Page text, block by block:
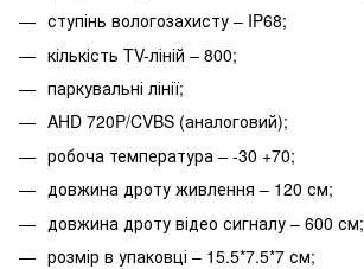
ступінь вологозахисту – IP68;
кількість TV-ліній – 800;
паркувальні лінії;
AHD 720P/CVBS (аналоговий);
робоча температура – -30 +70;
довжина дроту живлення – 120 см;
довжина дроту відео сигналу – 600 см;
розмір в упаковці – 15.5*7.5*7 см;